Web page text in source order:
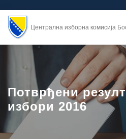
Централна изборна комисија
Потврђени
избори 2016